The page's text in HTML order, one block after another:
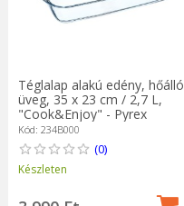
Téglalap alakú edény, hőálló
üveg, 35 x 23 cm / 2,7 L,
"Cook&Enjoy" - Pyrex
Kód: 234B000
(0)
Készleten